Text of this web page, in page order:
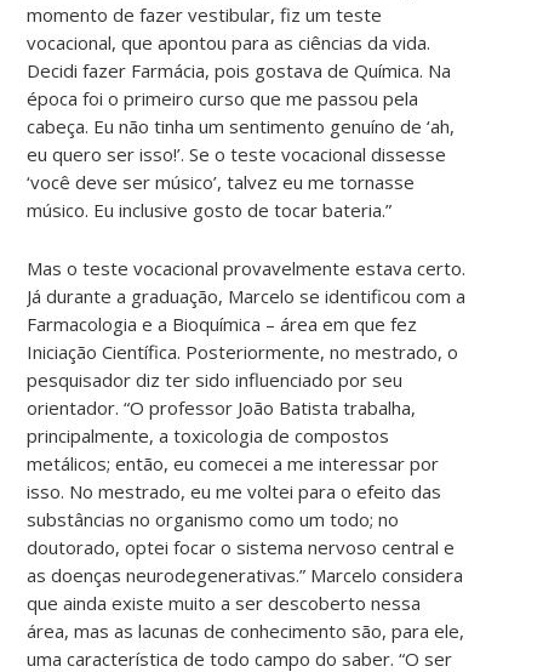
momento de fazer vestibular, fiz um teste
vocacional, que apontou para as ciências da vida.
Decidi fazer Farmácia, pois gostava de Química. Na
época foi o primeiro curso que me passou pela
cabeça. Eu não tinha um sentimento genuíno de ‘ah,
eu quero ser isso!’. Se o teste vocacional dissesse
‘você deve ser músico’, talvez eu me tornasse
músico. Eu inclusive gosto de tocar bateria.”
Mas o teste vocacional provavelmente estava certo.
Já durante a graduação, Marcelo se identificou com a
Farmacologia e a Bioquímica – área em que fez
Iniciação Científica. Posteriormente, no mestrado, o
pesquisador diz ter sido influenciado por seu
orientador. “O professor João Batista trabalha,
principalmente, a toxicologia de compostos
metálicos; então, eu comecei a me interessar por
isso. No mestrado, eu me voltei para o efeito das
substâncias no organismo como um todo; no
doutorado, optei focar o sistema nervoso central e
as doenças neurodegenerativas.” Marcelo considera
que ainda existe muito a ser descoberto nessa
área, mas as lacunas de conhecimento são, para ele,
uma característica de todo campo do saber. “O ser